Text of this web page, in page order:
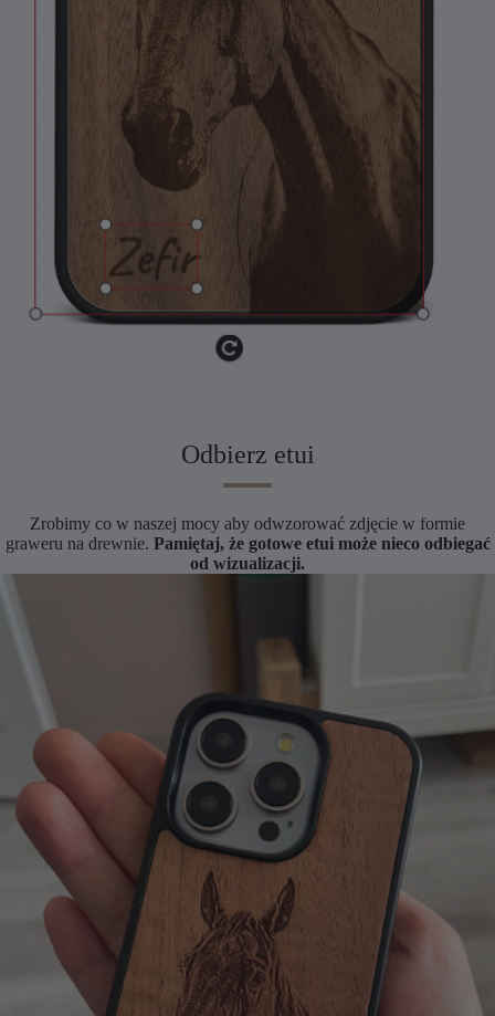
Odbierz etui
Zrobimy co w naszej mocy aby odwzorować zdjęcie w formie
graweru na drewnie. Pamiętaj, że gotowe etui może nieco odbiegać
od wizualizacji.